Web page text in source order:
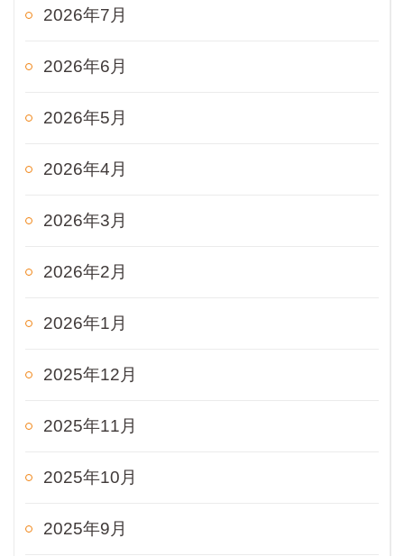
2026年7月
2026年6月
2026年5月
2026年4月
2026年3月
2026年2月
2026年1月
2025年12月
2025年11月
2025年10月
2025年9月